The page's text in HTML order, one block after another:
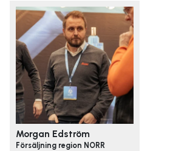
Morgan Edström
Försäljning region NORR